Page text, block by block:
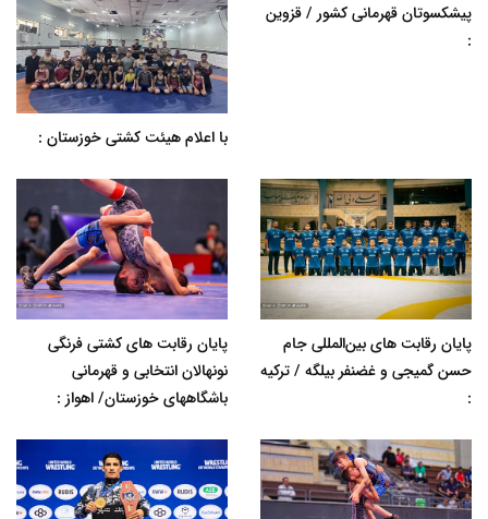
پیشکسوتان قهرمانی کشور / قزوین
:
با اعلام هیئت کشتی خوزستان :
پایان رقابت های بین‌المللی جام
حسن گمیجی و غضنفر بیلگه / ترکیه
:
پایان رقابت های کشتی فرنگی
نونهالان انتخابی و قهرمانی
باشگاههای خوزستان/ اهواز :